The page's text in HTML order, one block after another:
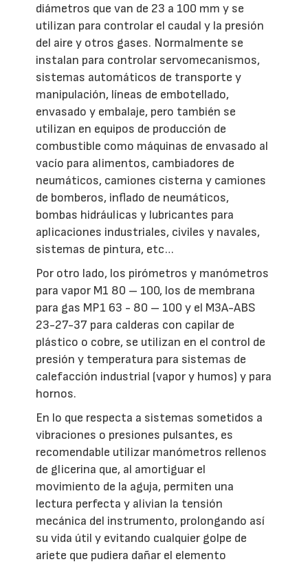
diámetros que van de 23 a 100 mm y se
utilizan para controlar el caudal y la presión
del aire y otros gases. Normalmente se
instalan para controlar servomecanismos,
sistemas automáticos de transporte y
manipulación, líneas de embotellado,
envasado y embalaje, pero también se
utilizan en equipos de producción de
combustible como máquinas de envasado al
vacío para alimentos, cambiadores de
neumáticos, camiones cisterna y camiones
de bomberos, inflado de neumáticos,
bombas hidráulicas y lubricantes para
aplicaciones industriales, civiles y navales,
sistemas de pintura, etc…
Por otro lado, los pirómetros y manómetros
para vapor M1 80 – 100, los de membrana
para gas MP1 63 - 80 – 100 y el M3A-ABS
23-27-37 para calderas con capilar de
plástico o cobre, se utilizan en el control de
presión y temperatura para sistemas de
calefacción industrial (vapor y humos) y para
hornos.
En lo que respecta a sistemas sometidos a
vibraciones o presiones pulsantes, es
recomendable utilizar manómetros rellenos
de glicerina que, al amortiguar el
movimiento de la aguja, permiten una
lectura perfecta y alivian la tensión
mecánica del instrumento, prolongando así
su vida útil y evitando cualquier golpe de
ariete que pudiera dañar el elemento